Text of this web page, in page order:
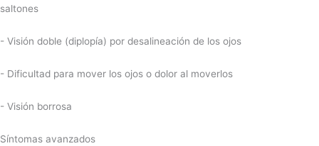
saltones
- Visión doble (diplopía) por desalineación de los ojos
- Dificultad para mover los ojos o dolor al moverlos
- Visión borrosa
Síntomas avanzados